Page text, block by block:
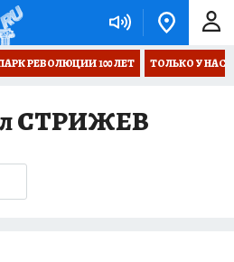
РЕВОЛЮЦИИ 100 ЛЕТ ТОЛЬКО У НАС
СТРИЖЕВ